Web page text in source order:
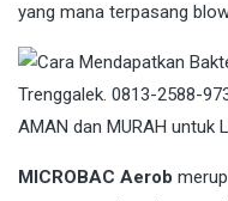
yang mana terpasang
MICROBAC Aerob